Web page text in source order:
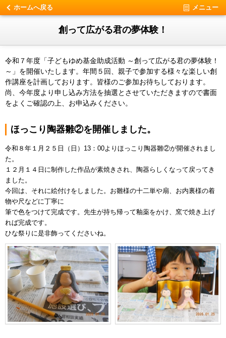
ホームへ戻る メニュー
創って広がる君の夢体験！
令和７年度「子どもゆめ基金助成活動 ～創って広がる君の夢体験！
～」を開催いたします。年間５回、親子で参加する様々な楽しい創
作講座を計画しております。皆様のご参加お待ちしております。
尚、今年度より申し込み方法を抽選とさせていただきますので書面
をよくご確認の上、お申込みください。
ほっこり陶器雛②を開催しました。
令和８年１月２５日（日）13：00よりほっこり陶器雛②が開催されまし
た。
１２月１４日に制作した作品が素焼きされ、陶器らしくなって戻ってき
ました。
今回は、それに絵付けをしました。お雛様の十二単や扇、お内裏様の着
物や尺などに丁寧に
筆で色をつけて完成です。先生が持ち帰って釉薬をかけ、窯で焼き上げ
れば完成です。
ひな祭りに是非飾ってくださいね。